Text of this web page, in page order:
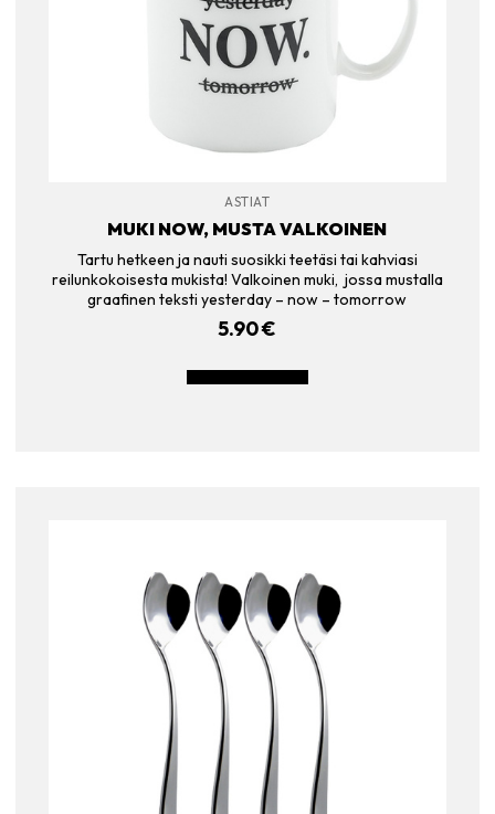
ASTIAT
MUKI NOW, MUSTA VALKOINEN
Tartu hetkeen ja nauti suosikki teetäsi tai kahviasi
reilunkokoisesta mukista! Valkoinen muki, jossa mustalla
graafinen teksti yesterday – now – tomorrow
5.90€